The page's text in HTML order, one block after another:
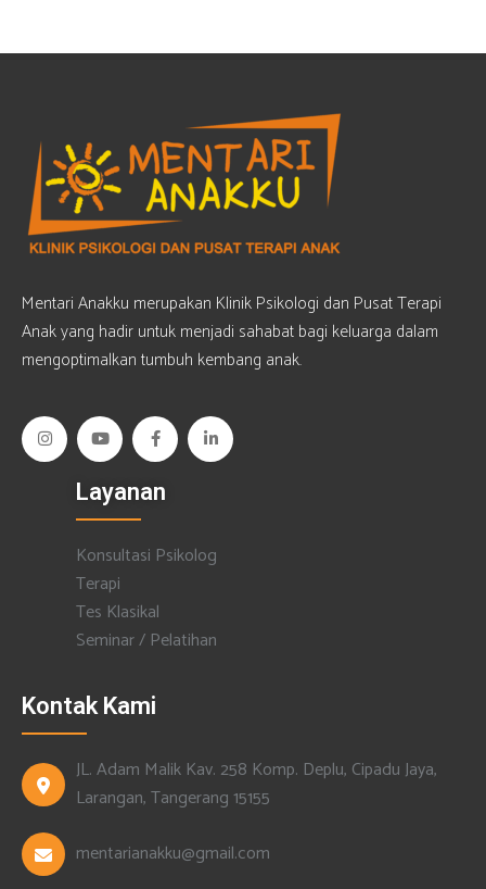
Mentari Anakku merupakan Klinik Psikologi dan Pusat Terapi
Anak yang hadir untuk menjadi sahabat bagi keluarga dalam
mengoptimalkan tumbuh kembang anak.
Layanan
Konsultasi Psikolog
Terapi
Tes Klasikal
Seminar / Pelatihan
Kontak Kami
JL. Adam Malik Kav. 258 Komp. Deplu, Cipadu Jaya,
Larangan, Tangerang 15155
mentarianakku@gmail.com